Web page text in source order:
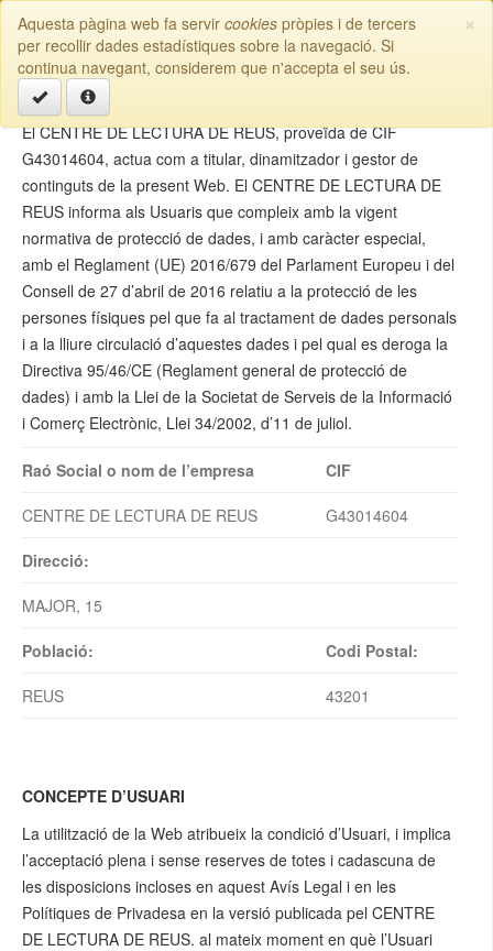
×
Aquesta pàgina web fa servir cookies pròpies i de tercers
per recollir dades estadístiques sobre la navegació. Si
continua navegant, considerem que n'accepta el seu ús.
Escola de Dansa | Reus
Avís legal
El CENTRE DE LECTURA DE REUS, proveïda de CIF
G43014604, actua com a titular, dinamitzador i gestor de
continguts de la present Web. El CENTRE DE LECTURA DE
REUS informa als Usuaris que compleix amb la vigent
normativa de protecció de dades, i amb caràcter especial,
amb el Reglament (UE) 2016/679 del Parlament Europeu i del
Consell de 27 d’abril de 2016 relatiu a la protecció de les
persones físiques pel que fa al tractament de dades personals
i a la lliure circulació d’aquestes dades i pel qual es deroga la
Directiva 95/46/CE (Reglament general de protecció de
dades) i amb la Llei de la Societat de Serveis de la Informació
i Comerç Electrònic, Llei 34/2002, d’11 de juliol.
Raó Social o nom de l’empresa CIF
CENTRE DE LECTURA DE REUS G43014604
Direcció:
MAJOR, 15
Població: Codi Postal:
REUS 43201
CONCEPTE D’USUARI
La utilització de la Web atribueix la condició d’Usuari, i implica
l’acceptació plena i sense reserves de totes i cadascuna de
les disposicions incloses en aquest Avís Legal i en les
Polítiques de Privadesa en la versió publicada pel CENTRE
DE LECTURA DE REUS. al mateix moment en què l’Usuari